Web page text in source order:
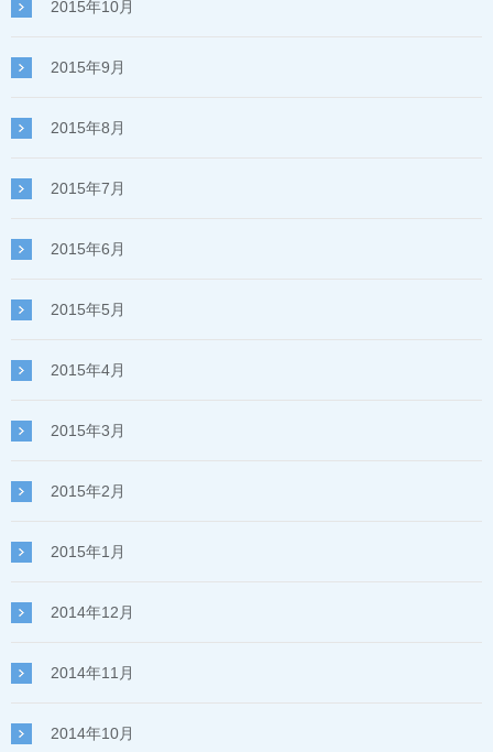
2015年10月
2015年9月
2015年8月
2015年7月
2015年6月
2015年5月
2015年4月
2015年3月
2015年2月
2015年1月
2014年12月
2014年11月
2014年10月